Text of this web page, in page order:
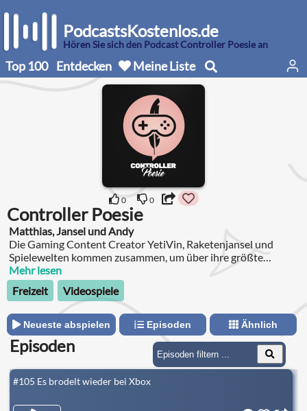
PodcastsKostenlos.de
Hören Sie sich den Podcast Controller Poesie an
Top 100 Entdecken Meine Liste
0 0
Controller Poesie
Matthias, Jansel und Andy
Die Gaming Content Creator YetiVin, Raketenjansel und
Spielewelten kommen zusammen, um über ihre größte
Leidenschaft und brennende Liebe zu plaudern: Videospiele.
Mehr lesen
Freizeit
Videospiele
Neueste abspielen Episoden Ähnlich
Episoden
#105 Es brodelt wieder bei Xbox